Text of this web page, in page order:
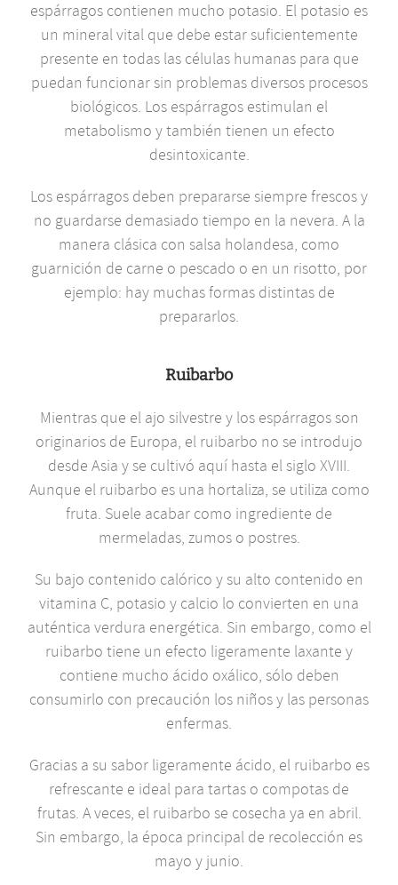
espárragos contienen mucho potasio. El potasio es
un mineral vital que debe estar suficientemente
presente en todas las células humanas para que
puedan funcionar sin problemas diversos procesos
biológicos. Los espárragos estimulan el
metabolismo y también tienen un efecto
desintoxicante.
Los espárragos deben prepararse siempre frescos y
no guardarse demasiado tiempo en la nevera. A la
manera clásica con salsa holandesa, como
guarnición de carne o pescado o en un risotto, por
ejemplo: hay muchas formas distintas de
prepararlos.
Ruibarbo
Mientras que el ajo silvestre y los espárragos son
originarios de Europa, el ruibarbo no se introdujo
desde Asia y se cultivó aquí hasta el siglo XVIII.
Aunque el ruibarbo es una hortaliza, se utiliza como
fruta. Suele acabar como ingrediente de
mermeladas, zumos o postres.
Su bajo contenido calórico y su alto contenido en
vitamina C, potasio y calcio lo convierten en una
auténtica verdura energética. Sin embargo, como el
ruibarbo tiene un efecto ligeramente laxante y
contiene mucho ácido oxálico, sólo deben
consumirlo con precaución los niños y las personas
enfermas.
Gracias a su sabor ligeramente ácido, el ruibarbo es
refrescante e ideal para tartas o compotas de
frutas. A veces, el ruibarbo se cosecha ya en abril.
Sin embargo, la época principal de recolección es
mayo y junio.